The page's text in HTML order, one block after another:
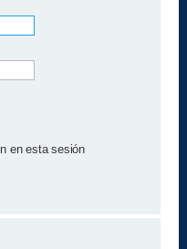
en esta sesión